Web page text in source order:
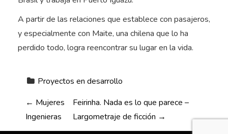
A partir de las relaciones que establece con pasajeros,
y especialmente con Maite, una chilena que lo ha
perdido todo, logra reencontrar su lugar en la vida.
Proyectos en desarrollo
N
a
← Mujeres
Ingenieras
Feirinha. Nada es lo que parece –
Largometraje de ficción →